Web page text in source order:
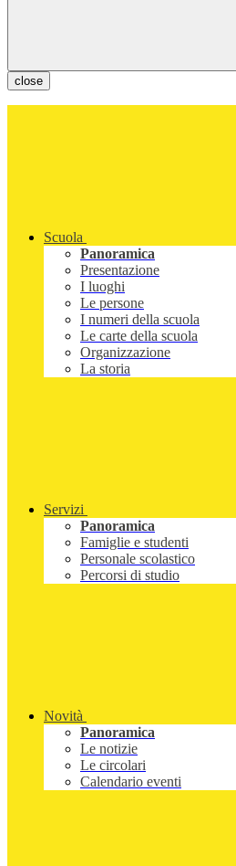
close
Scuola
Panoramica
Presentazione
I luoghi
Le persone
I numeri della scuola
Le carte della scuola
Organizzazione
La storia
Servizi
Panoramica
Famiglie e studenti
Personale scolastico
Percorsi di studio
Novità
Panoramica
Le notizie
Le circolari
Calendario eventi